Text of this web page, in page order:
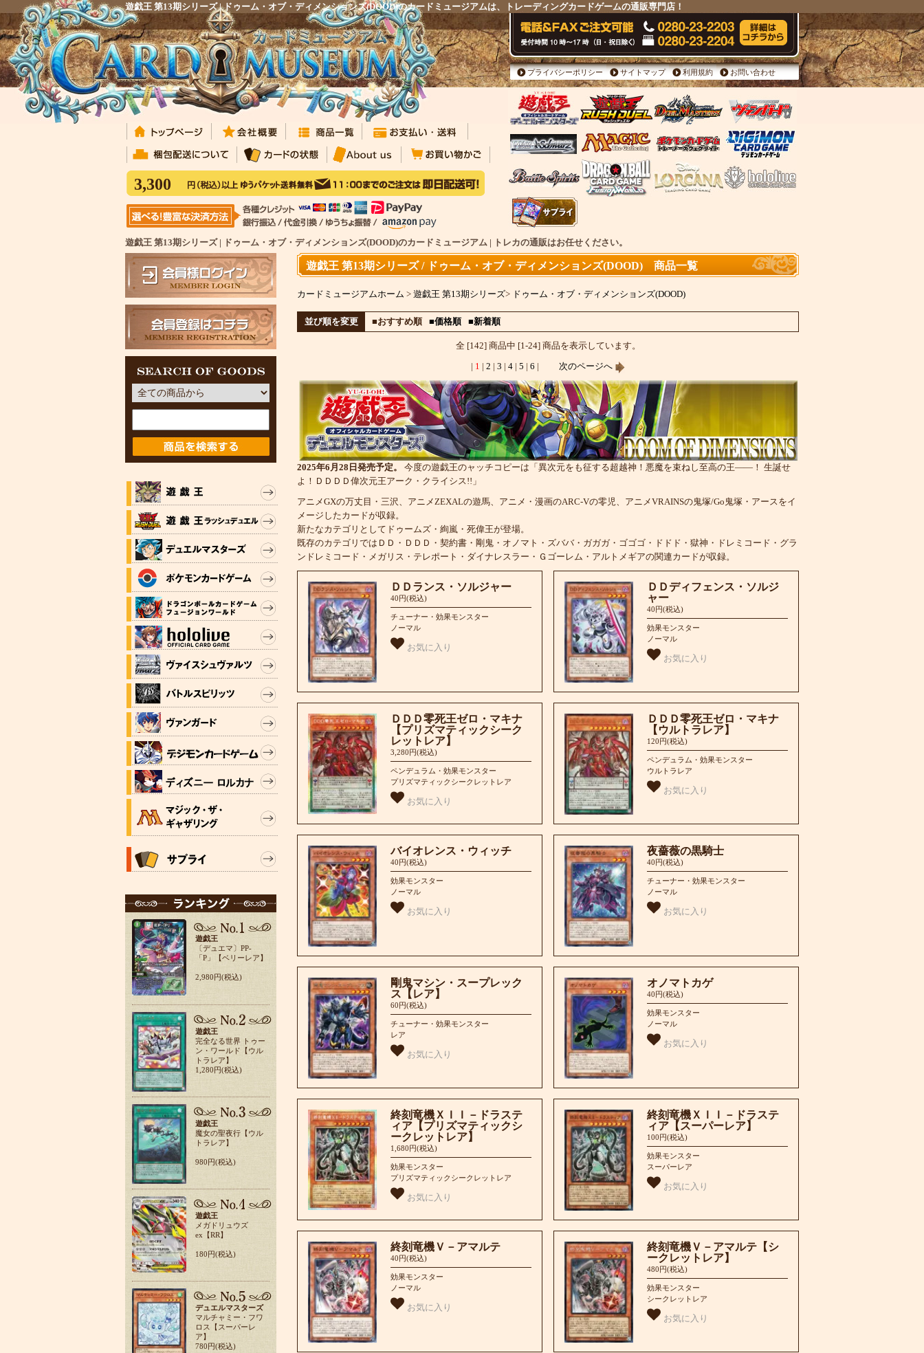
遊戯王 第13期シリーズ | ドゥーム・オブ・ディメンションズ(DOOD)のカードミュージアムは、トレーディングカードゲームの通販専門店！
3,300
プライバシーポリシー サイトマップ 利用規約 お問い合わせ
遊戯王 第13期シリーズ | ドゥーム・オブ・ディメンションズ(DOOD)のカードミュージアム | トレカの通販はお任せください。
遊戯王
〔デュエマ〕PP-
「P」【ベリーレア】
2,980円(税込)
遊戯王
完全なる世界 トゥー
ン・ワールド【ウル
トラレア】
1,280円(税込)
遊戯王
魔女の聖夜行【ウル
トラレア】
980円(税込)
遊戯王
メガドリュウズ
ex【RR】
180円(税込)
デュエルマスターズ
マルチャミー・フワ
ロス【スーパーレ
ア】
780円(税込)
遊戯王 第13期シリーズ / ドゥーム・オブ・ディメンションズ(DOOD) 商品一覧
カードミュージアムホーム > 遊戯王 第13期シリーズ> ドゥーム・オブ・ディメンションズ(DOOD)
並び順を変更 ■おすすめ順 ■価格順 ■新着順
全 [142] 商品中 [1-24] 商品を表示しています。
| 1 | 2 | 3 | 4 | 5 | 6 | 次のページへ
2025年6月28日発売予定。
今度の遊戯王のャッチコピーは「異次元をも征する超越神！悪魔を束ねし至高の王――！ 生誕せ
よ！ＤＤＤＤ偉次元王アーク・クライシス!!」
アニメGXの万丈目・三沢、アニメZEXALの遊馬、アニメ・漫画のARC-Vの零児、アニメVRAINSの鬼塚/Go鬼塚・アースをイ
メージしたカードが収録。
新たなカテゴリとしてドゥームズ・絢嵐・死偉王が登場。
既存のカテゴリではＤＤ・ＤＤＤ・契約書・剛鬼・オノマト・ズババ・ガガガ・ゴゴゴ・ドドド・獄神・ドレミコード・グラ
ンドレミコード・メガリス・テレポート・ダイナレスラー・Ｇゴーレム・アルトメギアの関連カードが収録。
ＤＤランス・ソルジャー
40円(税込)
チューナー・効果モンスター
ノーマル
お気に入り
ＤＤディフェンス・ソルジ
ャー
40円(税込)
効果モンスター
ノーマル
お気に入り
ＤＤＤ零死王ゼロ・マキナ
【プリズマティックシーク
レットレア】
3,280円(税込)
ペンデュラム・効果モンスター
プリズマティックシークレットレア
お気に入り
ＤＤＤ零死王ゼロ・マキナ
【ウルトラレア】
120円(税込)
ペンデュラム・効果モンスター
ウルトラレア
お気に入り
バイオレンス・ウィッチ
40円(税込)
効果モンスター
ノーマル
お気に入り
夜薔薇の黒騎士
40円(税込)
チューナー・効果モンスター
ノーマル
お気に入り
剛鬼マシン・スープレック
ス【レア】
60円(税込)
チューナー・効果モンスター
レア
お気に入り
オノマトカゲ
40円(税込)
効果モンスター
ノーマル
お気に入り
終刻竜機ＸＩＩ－ドラステ
ィア【プリズマティックシ
ークレットレア】
1,680円(税込)
効果モンスター
プリズマティックシークレットレア
お気に入り
終刻竜機ＸＩＩ－ドラステ
ィア【スーパーレア】
100円(税込)
効果モンスター
スーパーレア
お気に入り
終刻竜機Ｖ－アマルテ
40円(税込)
効果モンスター
ノーマル
お気に入り
終刻竜機Ｖ－アマルテ【シ
ークレットレア】
480円(税込)
効果モンスター
シークレットレア
お気に入り